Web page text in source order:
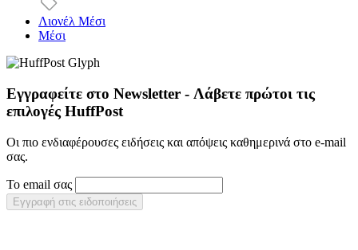
Λιονέλ Μέσι
Μέσι
Εγγραφείτε στο Newsletter - Λάβετε πρώτοι τις
επιλογές HuffPost
Οι πιο ενδιαφέρουσες ειδήσεις και απόψεις καθημερινά στο e-mail
σας.
Το email σας
Εγγραφή στις ειδοποιήσεις